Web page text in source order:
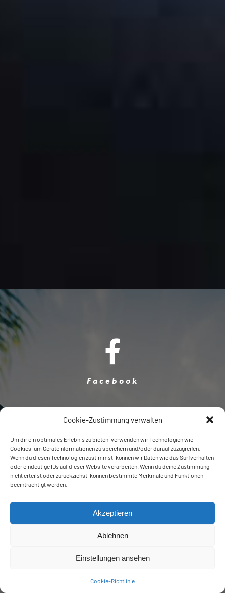
Cookie-Zustimmung verwalten
Um dir ein optimales Erlebnis zu bieten, verwenden wir Technologien wie
Cookies, um Geräteinformationen zu speichern und/oder darauf zuzugreifen.
Wenn du diesen Technologien zustimmst, können wir Daten wie das Surfverhalten
oder eindeutige IDs auf dieser Website verarbeiten. Wenn du deine Zustimmung
nicht erteilst oder zurückziehst, können bestimmte Merkmale und Funktionen
beeinträchtigt werden.
Akzeptieren
Ablehnen
Einstellungen ansehen
Cookie-Richtlinie
Facebook
Twitter
Instagram